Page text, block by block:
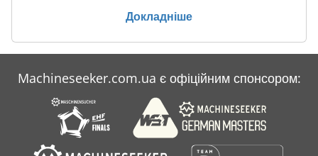
2266×1416×2538 мм; вага: 900 кг. Chjdsv Nm U Ujpfx Ag
Докладніше
Machineseeker.com.ua є офіційним спонсором: